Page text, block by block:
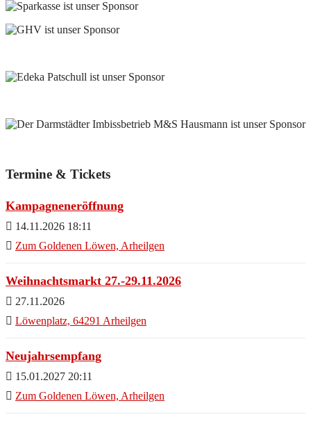
Termine & Tickets
Kampagneneröffnung
14.11.2026 18:11
Zum Goldenen Löwen, Arheilgen
Weihnachtsmarkt 27.-29.11.2026
27.11.2026
Löwenplatz, 64291 Arheilgen
Neujahrsempfang
15.01.2027 20:11
Zum Goldenen Löwen, Arheilgen